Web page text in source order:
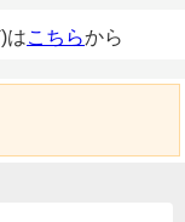
はこちらから